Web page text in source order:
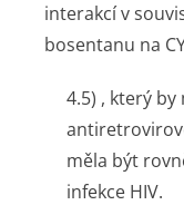
interakcí v
bosentanu na
4.5) , který
měla být
infekce HIV.